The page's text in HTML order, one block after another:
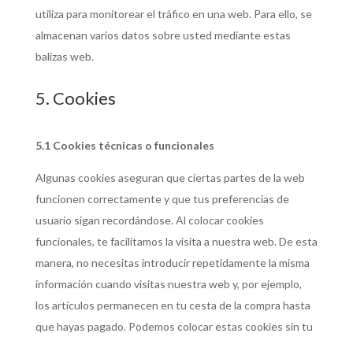
utiliza para monitorear el tráfico en una web. Para ello, se
almacenan varios datos sobre usted mediante estas
balizas web.
5. Cookies
5.1 Cookies técnicas o funcionales
Algunas cookies aseguran que ciertas partes de la web
funcionen correctamente y que tus preferencias de
usuario sigan recordándose. Al colocar cookies
funcionales, te facilitamos la visita a nuestra web. De esta
manera, no necesitas introducir repetidamente la misma
información cuando visitas nuestra web y, por ejemplo,
los artículos permanecen en tu cesta de la compra hasta
que hayas pagado. Podemos colocar estas cookies sin tu